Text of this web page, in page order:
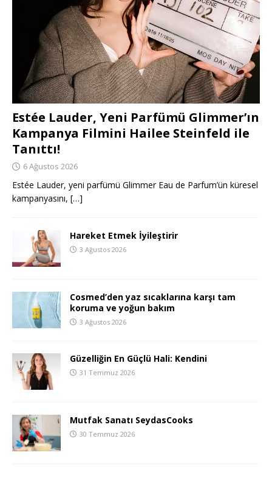
Estée Lauder, Yeni Parfümü Glimmer’ın
Kampanya Filmini Hailee Steinfeld ile
Tanıttı!
6 Ağustos 2026
Estée Lauder, yeni parfümü Glimmer Eau de Parfum’ün küresel
kampanyasını, […]
Hareket Etmek İyileştirir
3 Ağustos 2026
Cosmed’den yaz sıcaklarına karşı tam
koruma ve yoğun bakım
3 Ağustos 2026
Güzelliğin En Güçlü Hali: Kendini
31 Temmuz 2026
Mutfak Sanatı SeydasCooks
30 Temmuz 2026